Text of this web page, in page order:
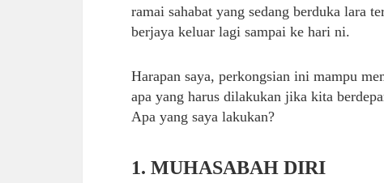
ramai sahabat yang sedang berduka lara
berjaya keluar lagi sampai ke hari ni.
Harapan saya, perkongsian ini mampu
apa yang harus dilakukan jika kita
Apa yang saya lakukan?
1. MUHASABAH DIRI